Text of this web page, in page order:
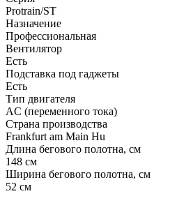
Protrain/ST
Назначение
Профессиональная
Вентилятор
Есть
Подставка под гаджеты
Есть
Тип двигателя
AC (переменного тока)
Страна производства
Frankfurt am Main Hu
Длина бегового полотна, см
148 см
Ширина бегового полотна, см
52 см